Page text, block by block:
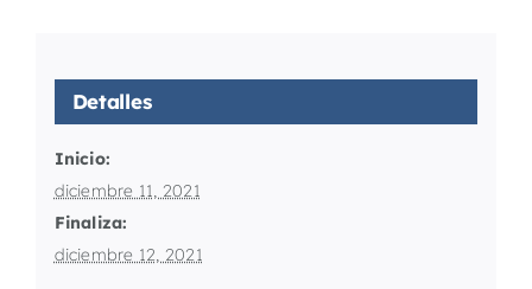
Detalles
Inicio:
diciembre 11, 2021
Finaliza:
diciembre 12, 2021